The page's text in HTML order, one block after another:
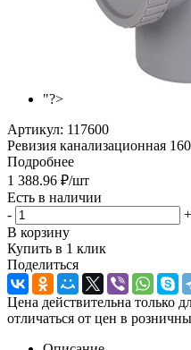
"?>
Артикул: 117600
Ревизия канализационная
Подробнее
1 388.96 ₽/шт
Есть в наличии
-
+
В корзину
Купить в 1 клик
Поделиться
Цена действительна только
отличаться от цен в